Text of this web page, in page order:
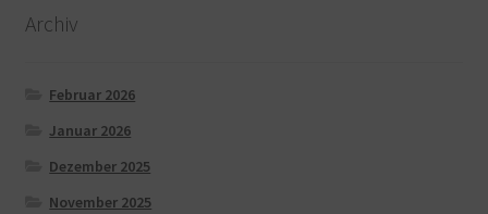
Archiv
Februar 2026
Januar 2026
Dezember 2025
November 2025